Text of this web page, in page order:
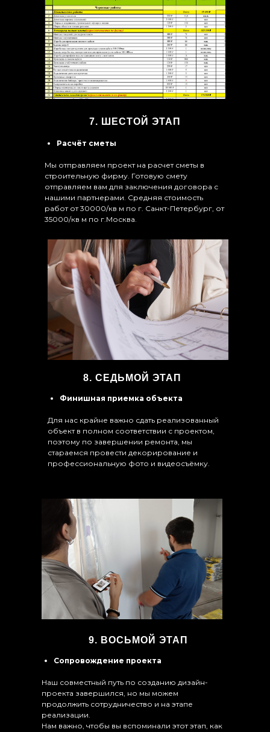
7. ШЕСТОЙ ЭТАП
Расчёт сметы
Мы отправляем проект на расчет сметы в
строительную фирму. Готовую смету
отправляем вам для заключения договора с
нашими партнерами. Средняя стоимость
работ от 30000/кв м по г. Санкт-Петербург, от
35000/кв м по г.Москва.
8. СЕДЬМОЙ ЭТАП
Сопровождение проекта
Наш совместный путь по созданию дизайн-
проекта завершился, но мы можем
продолжить сотрудничество и на этапе
реализации.
Нам важно, чтобы вы вспоминали этот этап, как
9. ВОСЬМОЙ ЭТАП
Финишная приемка объекта
Для нас крайне важно сдать реализованный
объект в полном соответствии с проектом,
поэтому по завершении ремонта, мы
стараемся провести декорирование и
профессиональную фото и видеосъёмку.